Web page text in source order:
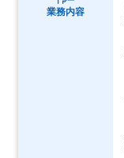
業務内容